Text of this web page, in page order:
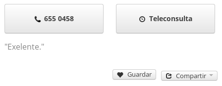
655 0458 Teleconsulta
"Exelente."
Guardar Compartir